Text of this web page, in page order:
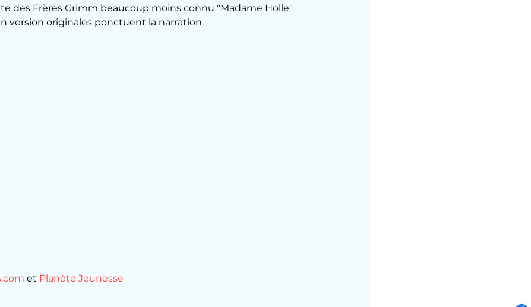
des Frères Grimm beaucoup moins connu "Madame Holle".
version originales ponctuent la narration.
et Planète Jeunesse